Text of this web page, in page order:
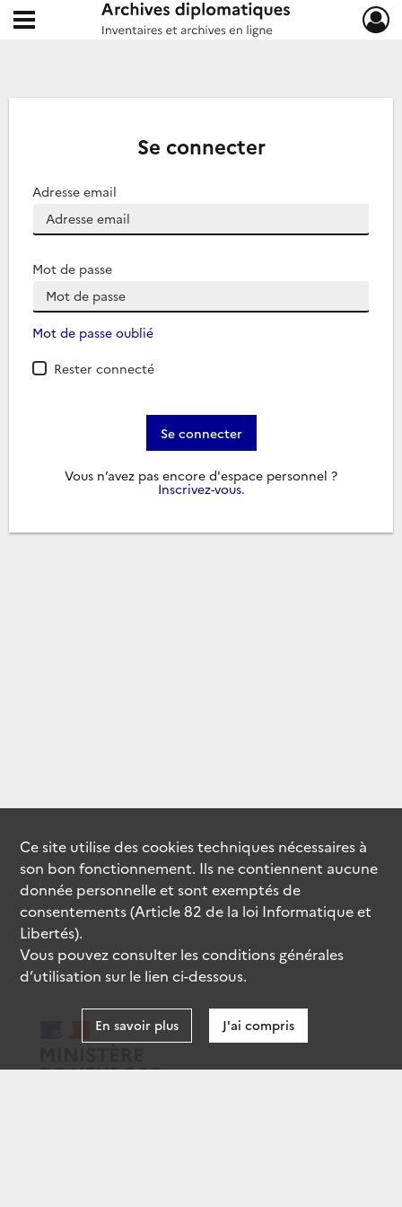
Archives diplomatiques
Ouvrir le menu déroulant
Se connecter
Adresse email
Mot de passe
Mot de passe oublié
Rester connecté
Se connecter
Vous n’avez pas encore d'espace personnel ?
Inscrivez-vous.
Ce site utilise descookiestechniques nécessaires à
son bon fonctionnement. Ils ne contiennent aucune
donnée personnelle et sont exemptés de
consentements (Article 82 de la loi Informatique et
Libertés).
Vous pouvez consulter les conditions générales
d’utilisation sur le lien ci-dessous.
En savoir plus J'ai compris